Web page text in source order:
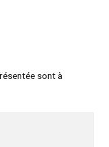
sont à